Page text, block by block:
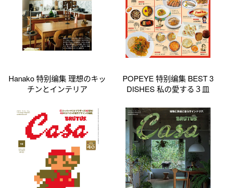
Hanako 特别编集 理想のキッ
チンとインテリア
POPEYE 特别编集 BEST 3
DISHES 私の愛する３皿